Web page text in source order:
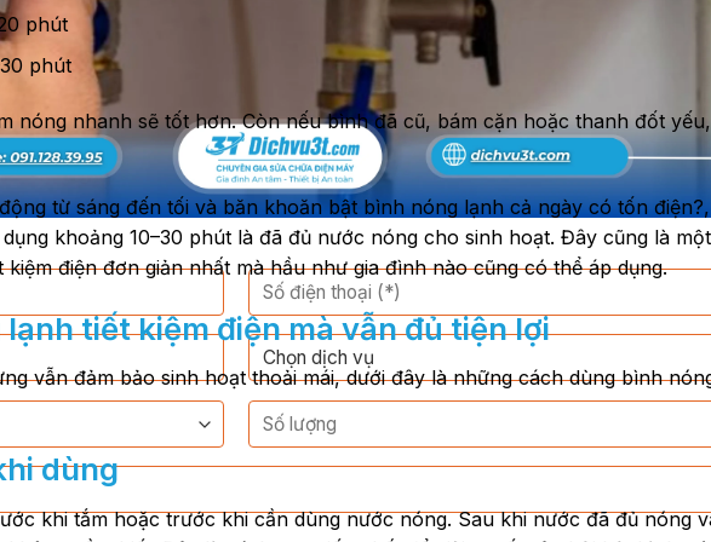
phút
phút
nóng nhanh sẽ tốt hơn. Còn nếu bình đã cũ, bám cặn hoặc thanh đốt
từ sáng đến tối và băn khoăn bật bình nóng lạnh cả ngày có tốn
khoảng 10–30 phút là đã đủ nước nóng cho sinh hoạt. Đây cũng là
điện đơn giản nhất mà hầu như gia đình nào cũng có thể áp dụng.
tiết kiệm điện mà vẫn đủ tiện lợi
vẫn đảm bảo sinh hoạt thoải mái, dưới đây là những cách dùng bình
dùng
khi tắm hoặc trước khi cần dùng nước nóng. Sau khi nước đã đủ nóng